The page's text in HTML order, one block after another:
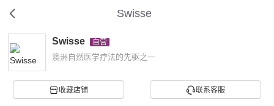
Swisse
Swisse 自营
澳洲自然医学疗法的先驱之一
收藏店铺 联系客服